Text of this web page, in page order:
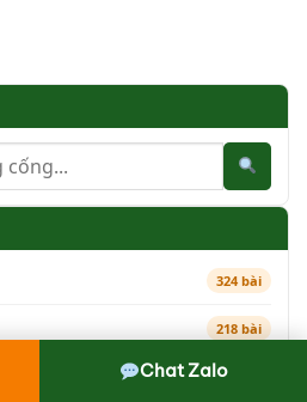
324 bài
218 bài
311 bài
Chat Zalo